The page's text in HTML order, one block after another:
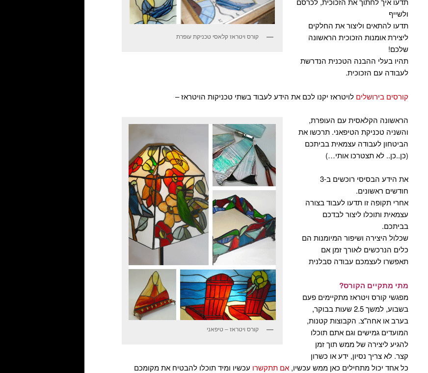
קורס ויטראז קלאסי טכניקת עופרת
ולשייף
תדעו להתאים וליצור את החלקים
ליצירת אומנות הזכוכית הראשונה
שלכם!
תהיו בעלי ההבנה הטכנית הנדרשת
לעבודה עם הזכוכית.
קורסים בירושלים לויטראז יקנו לכם את הידע לעבוד בשתי טכניקות הויטראז –
קורס ויטראז – טיפאני
הראשונה הקלאסית עם העופרת,
והשניה טכניקת הטיפאני. תרכשו את
הביטחון לעבודה עצמאית בביתכם
(כן..כן.. לא תצטרכו אותי…)
את הידע הבסיסי רוכשים ב-3
חודשים ראשונים.
אחרי תקופה זו תדעו לעבוד בצורה
עצמאית ותוכלו ליצור לבדכם
בביתכם.
שכלול היצירה ושיפור המיומנות הם
כלים הנרכשים לאורך זמן אם
תאפשרו לעצמכם עבודה סבלנית
מתי מתקיים הקורס?
מפגשי קורס ויטראז מתקיימים פעם
בשבוע, למשך 2.5 שעות בבוקר,
בערב או אחה"צ. הקבוצות קטנות,
המועדים גמישים וגם אתם תוכלו
להגיע ליצירה של ממש תוך זמן
קצר. לא צריך נסיון, ידע או כשרון
כל אחד יכול מתחילים כאן ממש עכשיו, אם תתקשרו עכשיו ומיד תוכלו להבטיח את מקומכם